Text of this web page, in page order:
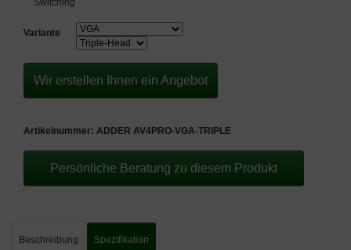
Switching
Variante
Wir erstellen Ihnen ein Angebot
Artikelnummer: ADDER AV4PRO-VGA-TRIPLE
Persönliche Beratung zu diesem Produkt
Beschreibung Spezifikation